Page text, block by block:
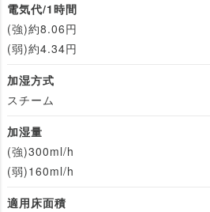
電気代/1時間
(強)約8.06円
(弱)約4.34円
加湿方式
スチーム
加湿量
(強)300ml/h
(弱)160ml/h
適用床面積